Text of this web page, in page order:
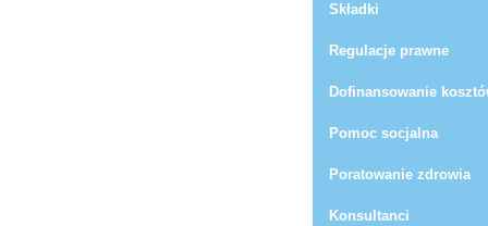
Składki
Regulacje prawne
Dofinansowanie
Pomoc socjalna
Poratowanie zdrowia
Konsultanci